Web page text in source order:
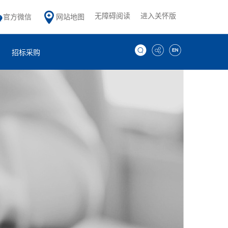
官方微信 网站地图 无障碍阅读 进入关怀版
招标采购